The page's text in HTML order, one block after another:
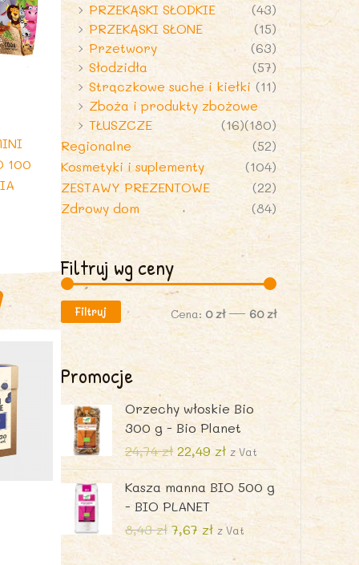
PRZEKĄSKI SŁODKIE
(43)
PRZEKĄSKI SŁONE
(15)
Przetwory
(63)
Słodzidła
(57)
Strączkowe suche i kiełki (11)
Zboża i produkty zbożowe
(180)
TŁUSZCZE
(16)
Regionalne
(52)
Kosmetyki i suplementy
(104)
ZESTAWY PREZENTOWE
(22)
Zdrowy dom
(84)
Filtruj wg ceny
CC
Filtruj Cena: 0 zł—60 zł
Promocje
Orzechy włoskie Bio
300 g - Bio Planet
24,74zł P
i
e
r
w
22,49 złA
k
t
a
z Vat
Kasza manna BIO 500 g
- BIO PLANET
8,43zł P
i
7,67 złA
k
z Vat
100